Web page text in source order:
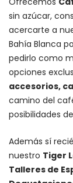
sin azúcar,
acercarte a
Bahía Blanca
pedirlo como
opciones
accesorios,
camino del
posibilidades
Además sí
nuestro Tiger
Talleres de